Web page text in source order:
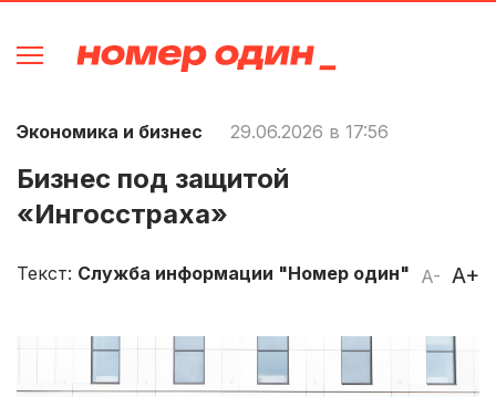
Экономика и бизнес 29.06.2026 в 17:56
Бизнес под защитой
«Ингосстраха»
A- A+
Текст: Служба информации "Номер один"